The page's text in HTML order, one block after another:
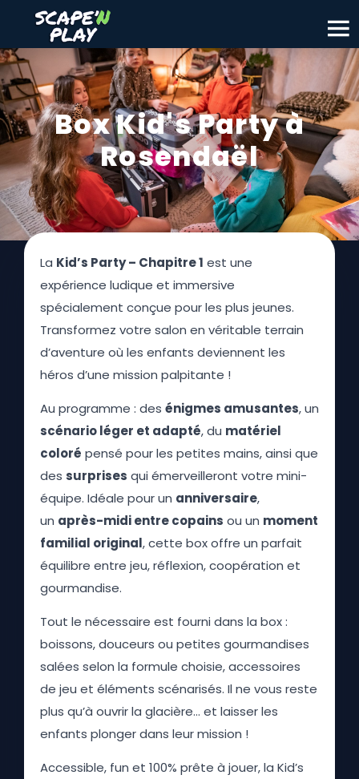
Box Kid's Party à
Rosendaël
La Kid’s Party – Chapitre 1 est une
expérience ludique et immersive
spécialement conçue pour les plus jeunes.
Transformez votre salon en véritable terrain
d’aventure où les enfants deviennent les
héros d’une mission palpitante !
Au programme : des énigmes amusantes, un
scénario léger et adapté, du matériel
coloré pensé pour les petites mains, ainsi que
des surprises qui émerveilleront votre mini-
équipe. Idéale pour un anniversaire,
un après-midi entre copains ou un moment
familial original, cette box offre un parfait
équilibre entre jeu, réflexion, coopération et
gourmandise.
Tout le nécessaire est fourni dans la box :
boissons, douceurs ou petites gourmandises
salées selon la formule choisie, accessoires
de jeu et éléments scénarisés. Il ne vous reste
plus qu’à ouvrir la glacière… et laisser les
enfants plonger dans leur mission !
Accessible, fun et 100% prête à jouer, la Kid’s